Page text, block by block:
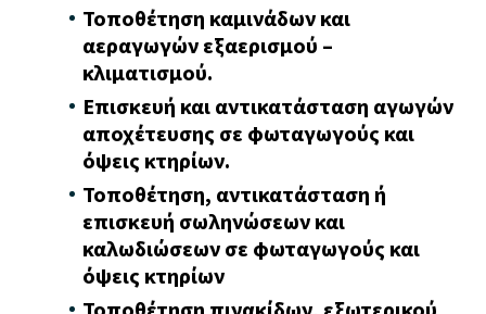
Τοποθέτηση καμινάδωνκαι
αεραγωγών εξαερισμού –
κλιματισμού.
Επισκευή και αντικατάσταση αγωγών
αποχέτευσης σε φωταγωγούς και
όψεις κτηρίων.
Τοποθέτηση, αντικατάσταση ή
επισκευή σωληνώσεωνκαι
καλωδιώσεων σε φωταγωγούς και
όψειςκτηρίων